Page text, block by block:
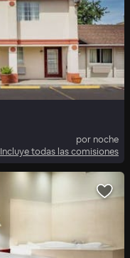
por noche
Incluye todas las comisiones